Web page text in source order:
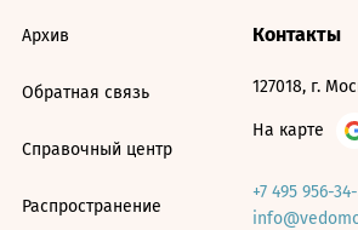
Архив
Обратная связь
Справочный центр
Распространение
Контакты
127018, г.
На карте
+7 495 956-